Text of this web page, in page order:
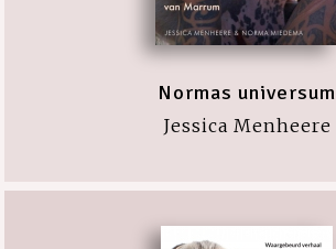
Normas universum
Jessica Menheere